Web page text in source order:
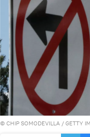
© CHIP SOMODEVILLA / GETTY